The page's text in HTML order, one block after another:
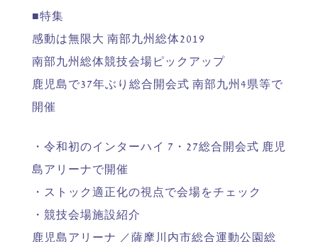
■特集
感動は無限大 南部九州総体2019
南部九州総体競技会場ピックアップ
鹿児島で37年ぶり総合開会式 南部九州4県等で
開催
・令和初のインターハイ 7・27総合開会式 鹿児
島アリーナで開催
・ストック適正化の視点で会場をチェック
・競技会場施設紹介
鹿児島アリーナ ／薩摩川内市総合運動公園総